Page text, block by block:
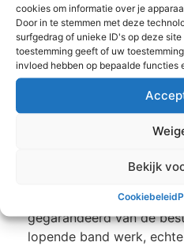
cookies om informatie over je
Door in te stemmen met deze
surfgedrag of unieke ID's op deze
toestemming geeft of uw
invloed hebben op bepaalde functies
Bekijk
Cookiebeleid
toepast in je leven, is
ook bereikbaar via
checken we bij je als je
hebt en ervaren onze
3 a 4 sessies per dag
mogelijk aandacht te
cliënten waar we op dat
we kunnen bijstaan, om
gegarandeerd van de
lopende band werk,